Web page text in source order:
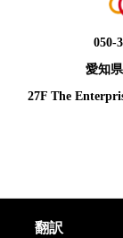
050-
愛知
27F The
翻訳